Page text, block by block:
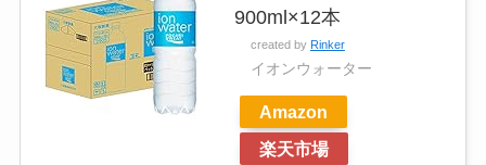
900ml×12本
created by Rinker
イオンウォーター
Amazon
楽天市場